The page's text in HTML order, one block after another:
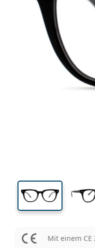
44 mm
Glashöhe
Mit einem